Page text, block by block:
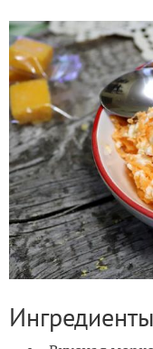
Ингредиенты